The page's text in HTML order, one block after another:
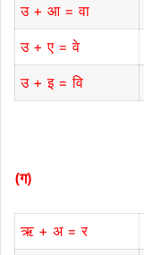
उ + आ = वा
उ + ए = वे
उ+ इ = वि
(ग)
ऋ + अ = र